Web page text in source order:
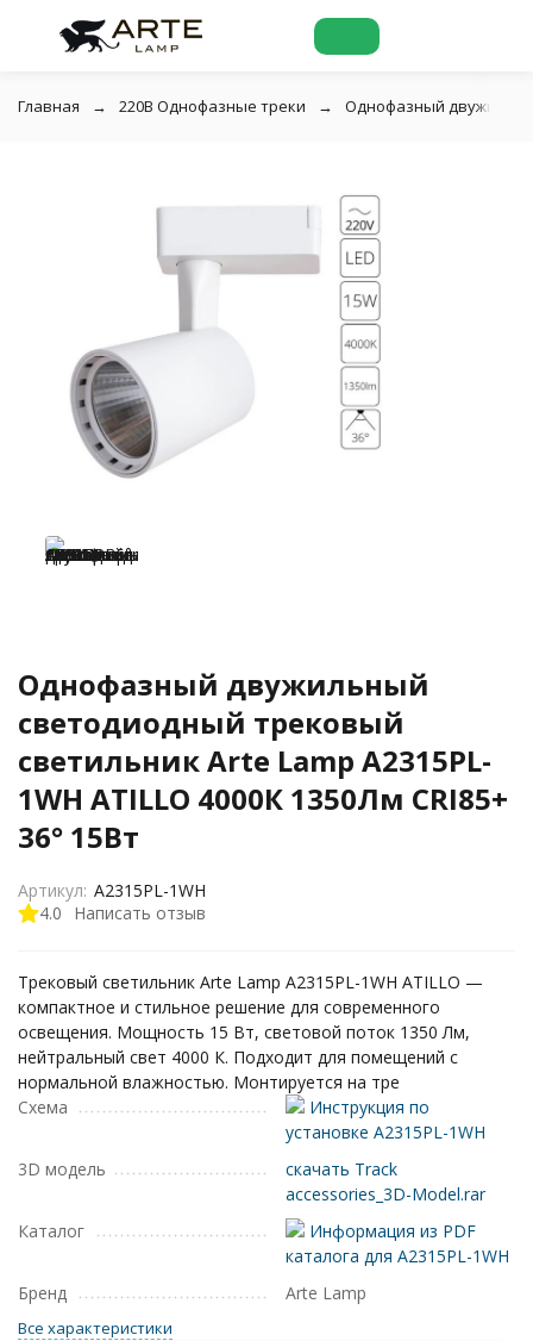
Главная 220В Однофазные треки Однофазный
Однофазный двужильный
светодиодный трековый
светильник Arte Lamp A2315PL-
1WH ATILLO 4000К 1350Лм CRI85+
36° 15Вт
4.0 Написать отзыв
Артикул: A2315PL-1WH
Трековый светильник Arte Lamp A2315PL-1WH ATILLO —
компактное и стильное решение для современного
освещения. Мощность 15 Вт, световой поток 1350 Лм,
нейтральный свет 4000 К. Подходит для помещений с
нормальной влажностью. Монтируется на тре
Схема
Инструкция по
установке A2315PL-1WH
3D модель
скачать Track
accessories_3D-Model.rar
Каталог
Информация из PDF
каталога для A2315PL-1WH
Бренд
Arte Lamp
Все характеристики